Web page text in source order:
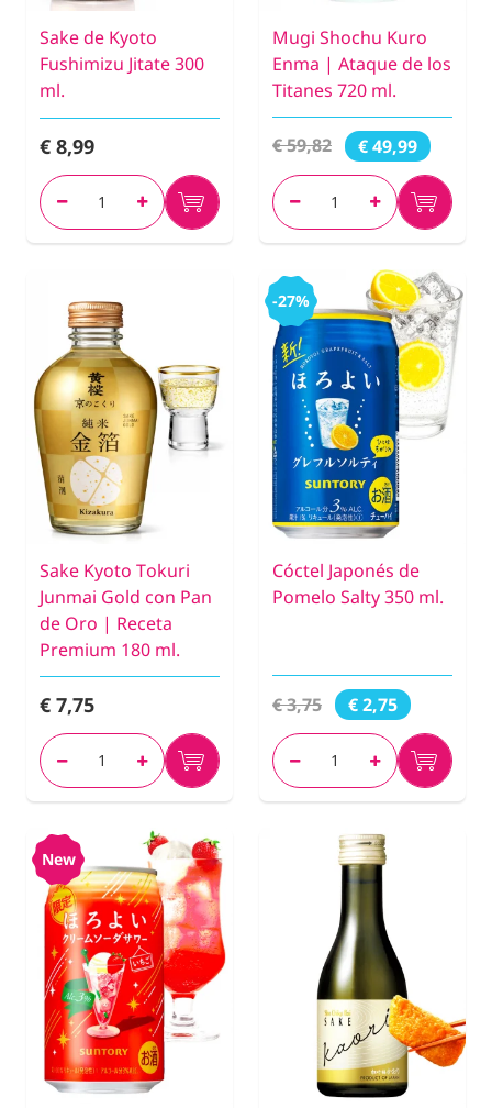
Sake de Kyoto
Fushimizu Jitate 300
ml.
€ 8,99
Mugi Shochu Kuro
Enma | Ataque de los
Titanes 720 ml.
€ 59,82 € 49,99
Sake Kyoto Tokuri
Junmai Gold con Pan
de Oro | Receta
Premium 180 ml.
€ 7,75
-27%
Cóctel Japonés de
Pomelo Salty 350 ml.
€ 3,75 € 2,75
New